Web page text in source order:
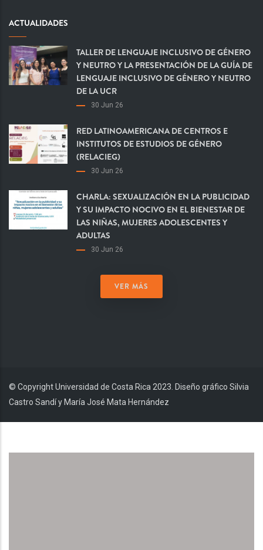
ACTUALIDADES
TALLER DE LENGUAJE INCLUSIVO DE GÉNERO
Y NEUTRO Y LA PRESENTACIÓN DE LA GUÍA DE
LENGUAJE INCLUSIVO DE GÉNERO Y NEUTRO
DE LA UCR
30 Jun 26
RED LATINOAMERICANA DE CENTROS E
INSTITUTOS DE ESTUDIOS DE GÉNERO
(RELACIEG)
30 Jun 26
CHARLA: SEXUALIZACIÓN EN LA PUBLICIDAD
Y SU IMPACTO NOCIVO EN EL BIENESTAR DE
LAS NIÑAS, MUJERES ADOLESCENTES Y
ADULTAS
30 Jun 26
VER MÁS
© Copyright Universidad de Costa Rica 2023. Diseño gráfico Silvia
Castro Sandí y María José Mata Hernández